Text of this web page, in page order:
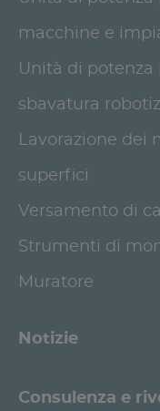
macchine e
Unità di potenza
sbavatura
Lavorazione
superfici
Versamento di
Strumenti di
Muratore
Notizie
Consulenza e